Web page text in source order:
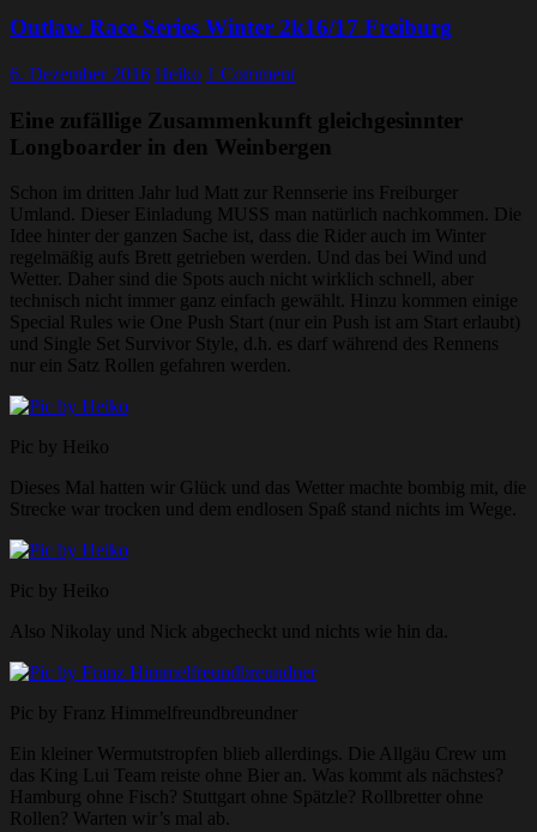
Outlaw Race Series Winter 2k16/17 Freiburg
6. Dezember 2016 Heiko 1 Comment
Eine zufällige Zusammenkunft gleichgesinnter
Longboarder in den Weinbergen
Schon im dritten Jahr lud Matt zur Rennserie ins Freiburger
Umland. Dieser Einladung MUSS man natürlich nachkommen. Die
Idee hinter der ganzen Sache ist, dass die Rider auch im Winter
regelmäßig aufs Brett getrieben werden. Und das bei Wind und
Wetter. Daher sind die Spots auch nicht wirklich schnell, aber
technisch nicht immer ganz einfach gewählt. Hinzu kommen einige
Special Rules wie One Push Start (nur ein Push ist am Start erlaubt)
und Single Set Survivor Style, d.h. es darf während des Rennens
nur ein Satz Rollen gefahren werden.
Pic by Heiko
Dieses Mal hatten wir Glück und das Wetter machte bombig mit, die
Strecke war trocken und dem endlosen Spaß stand nichts im Wege.
Pic by Heiko
Also Nikolay und Nick abgecheckt und nichts wie hin da.
Pic by Franz Himmelfreundbreundner
Ein kleiner Wermutstropfen blieb allerdings. Die Allgäu Crew um
das King Lui Team reiste ohne Bier an. Was kommt als nächstes?
Hamburg ohne Fisch? Stuttgart ohne Spätzle? Rollbretter ohne
Rollen? Warten wir’s mal ab.